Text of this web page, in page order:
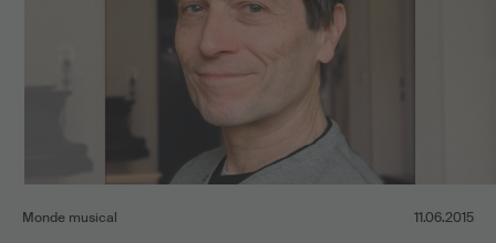
Monde musical 11.06.2015